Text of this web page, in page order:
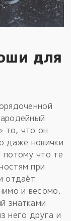
для
то, что он
даже новички
потому что те
при
отдаёт
и весомо.
знатками
него друга и